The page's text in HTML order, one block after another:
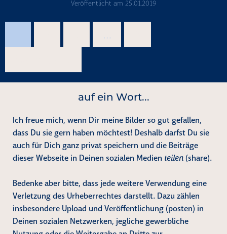
Veröffentlicht am 25.01.2019
…
auf ein Wort...
Ich freue mich, wenn Dir meine Bilder so gut gefallen,
dass Du sie gern haben möchtest! Deshalb darfst Du sie
auch für Dich ganz privat speichern und die Beiträge
dieser Webseite in Deinen sozialen Medien teilen (share).
Bedenke aber bitte, dass jede weitere Verwendung eine
Verletzung des Urheberrechtes darstellt. Dazu zählen
insbesondere Upload und Veröffentlichung (posten) in
Deinen sozialen Netzwerken, jegliche gewerbliche